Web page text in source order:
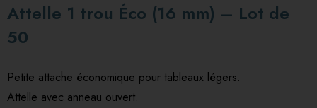
Attelle 1 trou Éco (16 mm) – Lot de
50
Petite attache économique pour tableaux légers.
Attelle avec anneau ouvert.